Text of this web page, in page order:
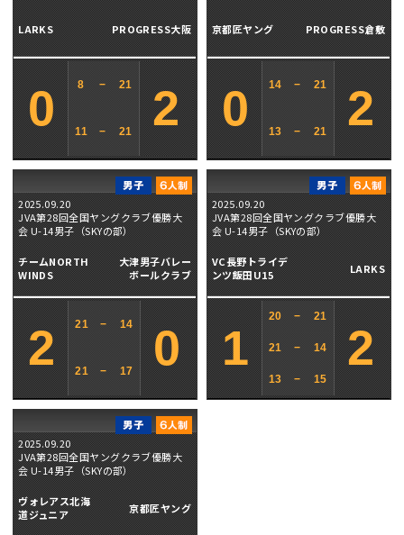
LARKS PROGRESS大阪
0 8 − 21
11 − 21 2
京都匠ヤング PROGRESS倉敷
0 14 − 21
13 − 21 2
2025.09.20
JVA第28回全国ヤングクラブ優勝大
会 U-14男子（SKYの部）
チームNORTH
WINDS
大津男子バレー
ボールクラブ
2 21 − 14
21 − 17 0
2025.09.20
JVA第28回全国ヤングクラブ優勝大
会 U-14男子（SKYの部）
VC長野トライデ
ンツ飯田U15
LARKS
1
20 − 21
21 − 14
13 − 15
2
2025.09.20
JVA第28回全国ヤングクラブ優勝大
会 U-14男子（SKYの部）
ヴォレアス北海
道ジュニア
京都匠ヤング